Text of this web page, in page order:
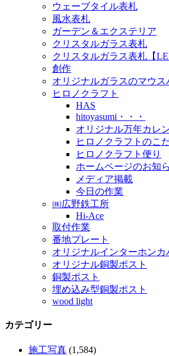
ウェーブタイル表札
風水表札
ガーデン＆エクステリア
クリスタルガラス表札
クリスタルガラス表札【
創作
オリジナルガラスのマウス
ヒロノクラフト
HAS
hitoyasumi・・・
オリジナル万年カレ
ヒロノクラフトのこ
ヒロノクラフト便り
ホームページのお知
メディア掲載
今日の作業
㈱広野鉄工所
Hi-Ace
取付作業
番地プレート
オリジナルインターホンカ
オリジナル銅製ポスト
銅製ポスト
埋め込み型銅製ポスト
wood light
カテゴリー
施工写真 (1,584)